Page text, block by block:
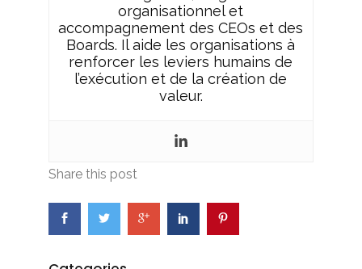
organisationnel et
accompagnement des CEOs et des
Boards. Il aide les organisations à
renforcer les leviers humains de
l’exécution et de la création de
valeur.
Share this post